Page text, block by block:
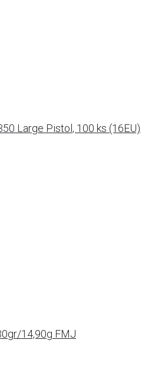
Large Pistol, 100 ks (16EU)
14,90g FMJ